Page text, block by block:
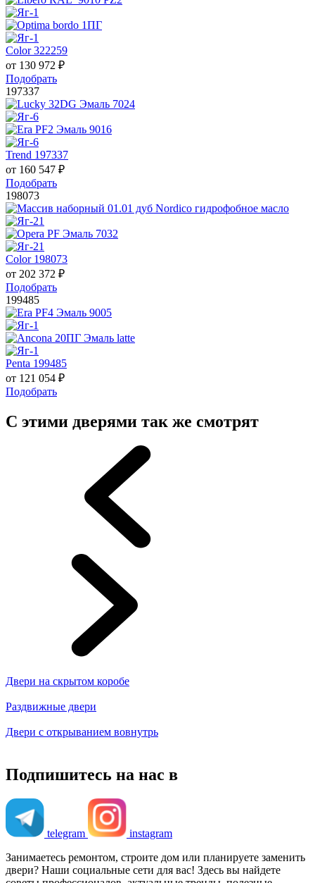
Color 322259
от 130 972 ₽
Подобрать
197337
Trend 197337
от 160 547 ₽
Подобрать
198073
Color 198073
от 202 372 ₽
Подобрать
199485
Penta 199485
от 121 054 ₽
Подобрать
С этими дверями так же смотрят
Двери на скрытом коробе
Раздвижные двери
Двери с открыванием вовнутрь
Подпишитесь на нас в
telegram
instagram
Занимаетесь ремонтом, строите дом или планируете заменить
двери? Наши социальные сети для вас! Здесь вы найдете